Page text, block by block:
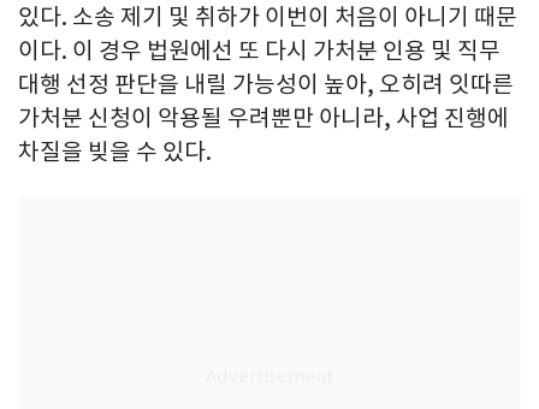
있다. 소송 제기 및 취하가 이번이 처음이 아니기 때문
이다. 이 경우 법원에선 또 다시 가처분 인용 및 직무
대행 선정 판단을 내릴 가능성이 높아, 오히려 잇따른
가처분 신청이 악용될 우려뿐만 아니라, 사업 진행에
차질을 빚을 수 있다.